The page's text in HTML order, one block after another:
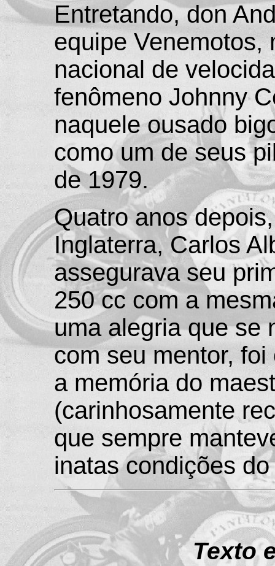
Entretando, don
equipe Venemotos,
nacional de
fenômeno Johnny
naquele ousado
como um de seus
de 1979.
Quatro anos
Inglaterra, Carlos
assegurava seu
250 cc com a
uma alegria que se
com seu mentor,
a memória do
(carinhosamente
que sempre
inatas condições
Texto